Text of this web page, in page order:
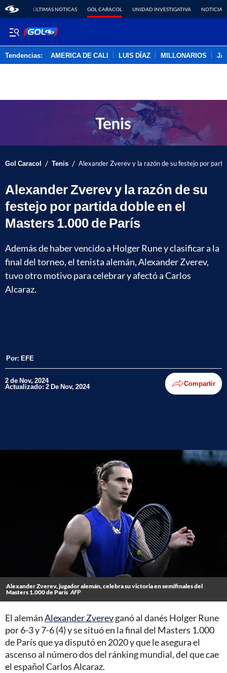
ÚLTIMAS NOTICAS GOL CARACOL UNIDAD INVESTIGATIVA NOTICIAS
Tendencias: AMERICA DE CALI LUIS DÍAZ MILLONARIOS
Gol Caracol / Tenis / Alexander Zverev y la razón de su festejo por
Alexander Zverev y la razón de su
festejo por partida doble en el
Masters 1.000 de París
Además de haber vencido a Holger Rune y clasificar a la
final del torneo, el tenista alemán, Alexander Zverev,
tuvo otro motivo para celebrar y afectó a Carlos
Alcaraz.
Por: EFE
2 de Nov, 2024
Actualizado: 2 De Nov, 2024 Compartir
Alexander Zverev, jugador alemán, celebra su victoria en semifinales del
Masters 1.000 de París AFP
El alemánAlexander Zverevganó al danés Holger Rune
por 6-3 y 7-6 (4) y se situó en la final del Masters 1.000
de París que ya disputó en 2020 y que le asegura el
ascenso al número dos del ránking mundial, del que cae
el español Carlos Alcaraz.